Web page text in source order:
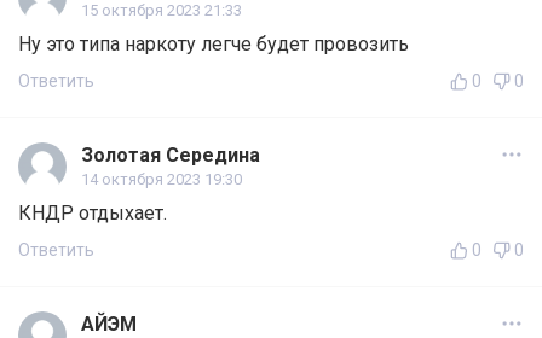
15 октября 2023 21:33
Ну это типа наркоту легче будет провозить
Ответить 0 0
Золотая Середина
14 октября 2023 19:30
КНДР отдыхает.
Ответить 0 0
АЙЭМ